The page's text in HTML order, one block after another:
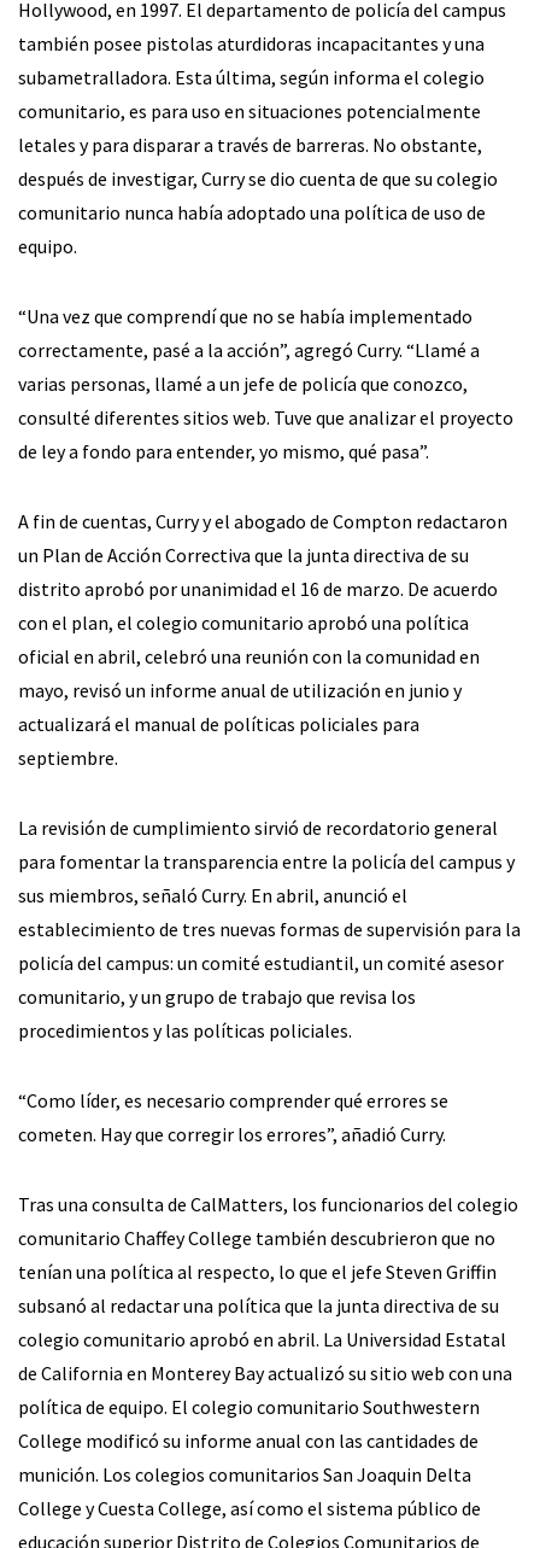
Hollywood, en 1997. El departamento de policía del campus
también posee pistolas aturdidoras incapacitantes y una
subametralladora. Esta última, según informa el colegio
comunitario, es para uso en situaciones potencialmente
letales y para disparar a través de barreras. No obstante,
después de investigar, Curry se dio cuenta de que su colegio
comunitario nunca había adoptado una política de uso de
equipo.
“Una vez que comprendí que no se había implementado
correctamente, pasé a la acción”, agregó Curry. “Llamé a
varias personas, llamé a un jefe de policía que conozco,
consulté diferentes sitios web. Tuve que analizar el proyecto
de ley a fondo para entender, yo mismo, qué pasa”.
A fin de cuentas, Curry y el abogado de Compton redactaron
un Plan de Acción Correctiva que la junta directiva de su
distrito aprobó por unanimidad el 16 de marzo. De acuerdo
con el plan, el colegio comunitario aprobó una política
oficial en abril, celebró una reunión con la comunidad en
mayo, revisó un informe anual de utilización en junio y
actualizará el manual de políticas policiales para
septiembre.
La revisión de cumplimiento sirvió de recordatorio general
para fomentar la transparencia entre la policía del campus y
sus miembros, señaló Curry. En abril, anunció el
establecimiento de tres nuevas formas de supervisión para la
policía del campus: un comité estudiantil, un comité asesor
comunitario, y un grupo de trabajo que revisa los
procedimientos y las políticas policiales.
“Como líder, es necesario comprender qué errores se
cometen. Hay que corregir los errores”, añadió Curry.
Tras una consulta de CalMatters, los funcionarios del colegio
comunitario Chaffey College también descubrieron que no
tenían una política al respecto, lo que el jefe Steven Griffin
subsanó al redactar una política que la junta directiva de su
colegio comunitario aprobó en abril. La Universidad Estatal
de California en Monterey Bay actualizó su sitio web con una
política de equipo. El colegio comunitario Southwestern
College modificó su informe anual con las cantidades de
munición. Los colegios comunitarios San Joaquin Delta
College y Cuesta College, así como el sistema público de
educación superior Distrito de Colegios Comunitarios de